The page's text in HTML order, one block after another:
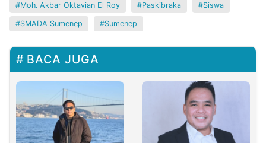
Moh. Akbar Oktavian El Roy Paskibraka Siswa
SMADA Sumenep Sumenep
BACA JUGA